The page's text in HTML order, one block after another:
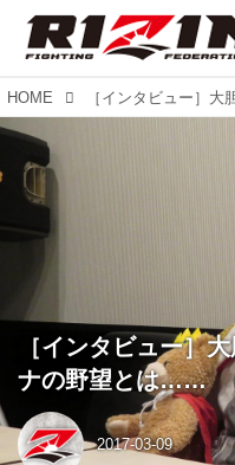
HOME
［インタビュー］
ナの野望とは……
2017-03-09